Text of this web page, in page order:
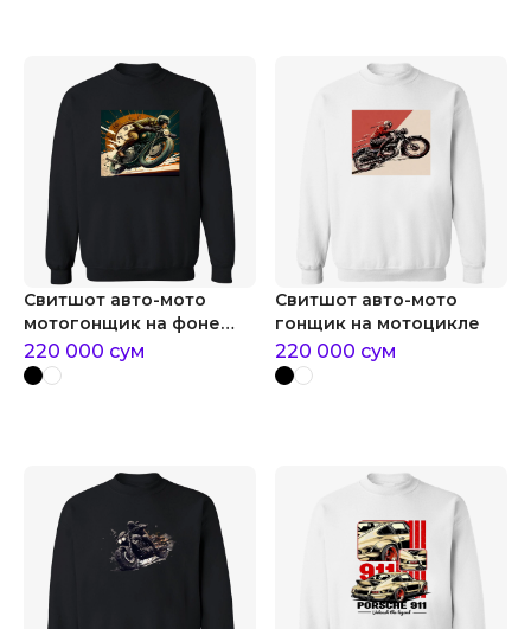
Свитшот авто-мото
мотогонщик на фоне
спидометра
220 000 сум
Свитшот авто-мото
гонщик на мотоцикле
220 000 сум